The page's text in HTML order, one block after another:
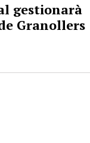
gestionarà
Granollers